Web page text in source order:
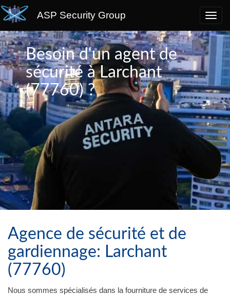
ASP Security Group
Besoin d'un agent de
sécurité à Larchant
(77760) ?
Agence de sécurité et de
gardiennage: Larchant
(77760)
Nous sommes spécialisés dans la fourniture de services de